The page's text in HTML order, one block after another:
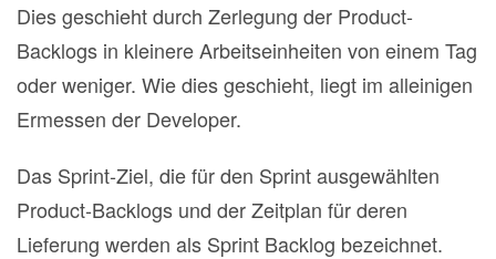
Dies geschieht durch Zerlegung der Product‐
Backlogs in kleinere Arbeitseinheiten von einem Tag
oder weniger. Wie dies geschieht, liegt im alleinigen
Ermessen der Developer.
Das Sprint‐Ziel, die für den Sprint ausgewählten
Product‐Backlogs und der Zeitplan für deren
Lieferung werden als Sprint Backlog bezeichnet.